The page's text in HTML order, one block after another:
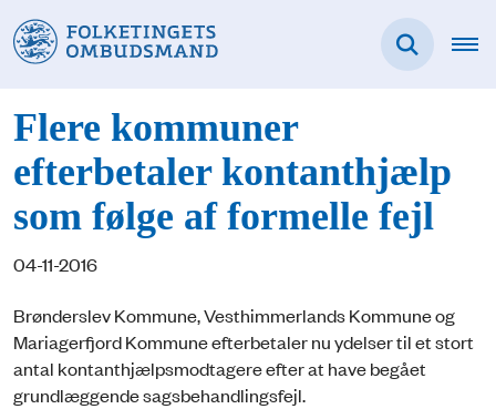
Flere kommuner
efterbetaler kontanthjælp
som følge af formelle fejl
04-11-2016
Brønderslev Kommune, Vesthimmerlands Kommune og
Mariagerfjord Kommune efterbetaler nu ydelser til et stort
antal kontanthjælpsmodtagere efter at have begået
grundlæggende sagsbehandlingsfejl.